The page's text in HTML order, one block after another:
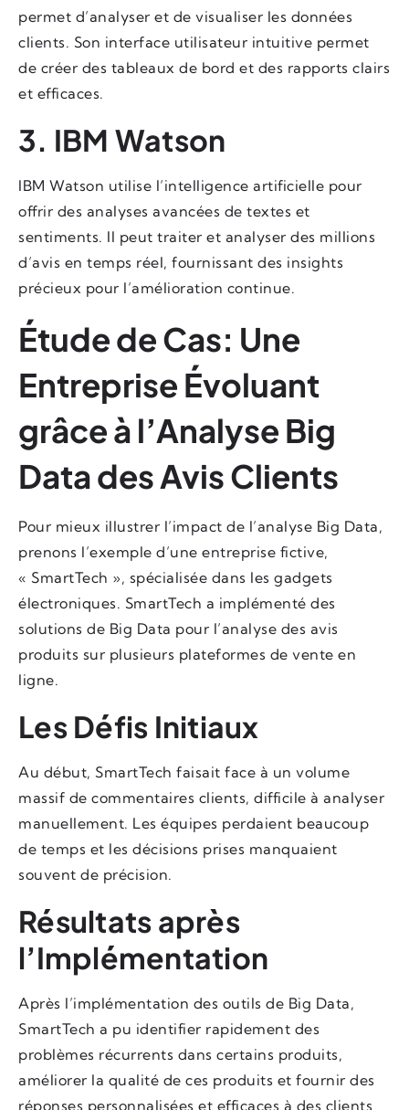
permet d’analyser et de visualiser les données
clients. Son interface utilisateur intuitive permet
de créer des tableaux de bord et des rapports clairs
et efficaces.
3. IBM Watson
IBM Watson utilise l’intelligence artificielle pour
offrir des analyses avancées de textes et
sentiments. Il peut traiter et analyser des millions
d’avis en temps réel, fournissant des insights
précieux pour l’amélioration continue.
Étude de Cas: Une
Entreprise Évoluant
grâce à l’Analyse Big
Data des Avis Clients
Pour mieux illustrer l’impact de l’analyse Big Data,
prenons l’exemple d’une entreprise fictive,
« SmartTech », spécialisée dans les gadgets
électroniques. SmartTech a implémenté des
solutions de Big Data pour l’analyse des avis
produits sur plusieurs plateformes de vente en
ligne.
Les Défis Initiaux
Au début, SmartTech faisait face à un volume
massif de commentaires clients, difficile à analyser
manuellement. Les équipes perdaient beaucoup
de temps et les décisions prises manquaient
souvent de précision.
Résultats après
l’Implémentation
Après l’implémentation des outils de Big Data,
SmartTech a pu identifier rapidement des
problèmes récurrents dans certains produits,
améliorer la qualité de ces produits et fournir des
réponses personnalisées et efficaces à des clients